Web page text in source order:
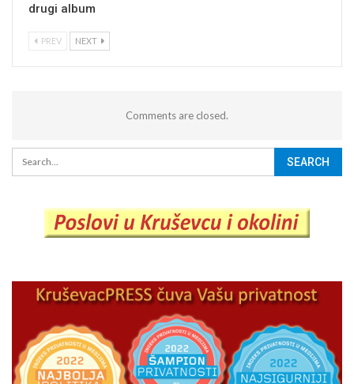
drugi album
PREV NEXT
Comments are closed.